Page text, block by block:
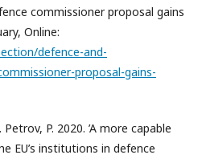
commissioner proposal gains
Online:
defence-and-
proposal-gains-
P. 2020. ’A more capable
EU’s institutions in defence